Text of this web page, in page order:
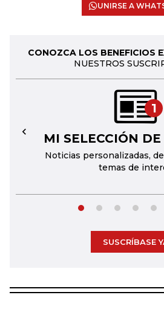
UNIRSE A
CONOZCA LOS BENEFICIOS
NUESTROS
1
MI SELECCIÓN
Noticias personalizadas,
temas de
←
SUSCRÍBASE